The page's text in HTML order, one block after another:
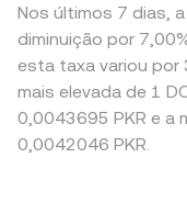
Nos últimos 7 dias,
diminuição por
esta taxa variou por
mais elevada de 1
0,0043695 PKR e a
0,0042046 PKR.